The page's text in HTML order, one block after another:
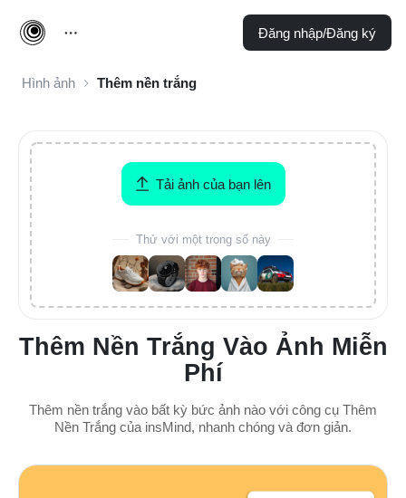
Đăng nhập/Đăng ký
Hình ảnh Thêm nền trắng
Thêm Nền Trắng Vào Ảnh Miễn
Phí
Thêm nền trắng vào bất kỳ bức ảnh nào với công cụ Thêm
Nền Trắng của insMind, nhanh chóng và đơn giản.
Tải ảnh của bạn lên
Thử với một trong số này